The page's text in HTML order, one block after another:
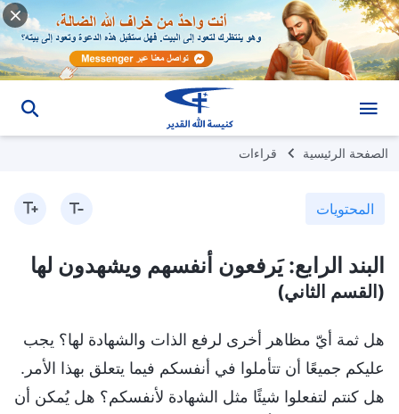
الصفحة الرئيسية قراءات
المحتويات
البند الرابع: يَرفعون أنفسهم ويشهدون لها
(القسم الثاني)
هل ثمة أيّ مظاهر أخرى لرفع الذات والشهادة لها؟ يجب
عليكم جميعًا أن تتأملوا في أنفسكم فيما يتعلق بهذا الأمر.
هل كنتم لتفعلوا شيئًا مثل الشهادة لأنفسكم؟ هل يُمكن أن